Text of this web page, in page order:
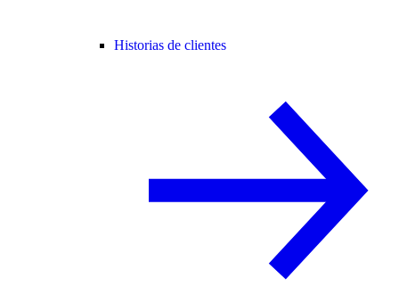
Historias de clientes